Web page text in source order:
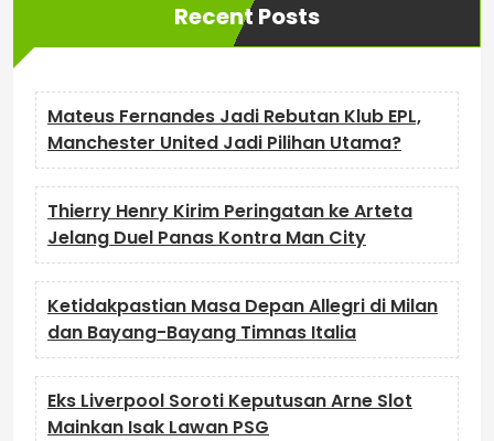
Recent Posts
Mateus Fernandes Jadi Rebutan Klub EPL,
Manchester United Jadi Pilihan Utama?
Thierry Henry Kirim Peringatan ke Arteta
Jelang Duel Panas Kontra Man City
Ketidakpastian Masa Depan Allegri di Milan
dan Bayang-Bayang Timnas Italia
Eks Liverpool Soroti Keputusan Arne Slot
Mainkan Isak Lawan PSG